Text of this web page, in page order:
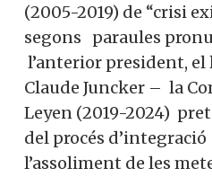
(2005-2019) de “crisi
segons paraules
l’anterior president, el
Claude Juncker – la
Leyen (2019-2024)
del procés d’integració
l’assoliment de les